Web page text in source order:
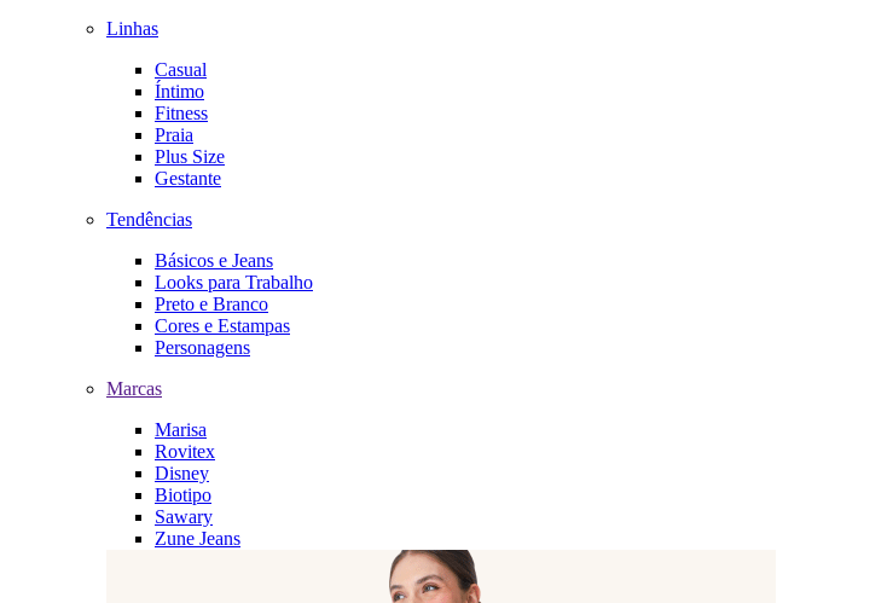
Linhas
Casual
Íntimo
Fitness
Praia
Plus Size
Gestante
Tendências
Básicos e Jeans
Looks para Trabalho
Preto e Branco
Cores e Estampas
Personagens
Marcas
Marisa
Rovitex
Disney
Biotipo
Sawary
Zune Jeans